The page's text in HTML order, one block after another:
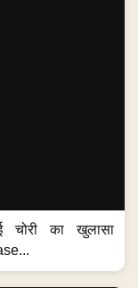
चोरी का खुलासा